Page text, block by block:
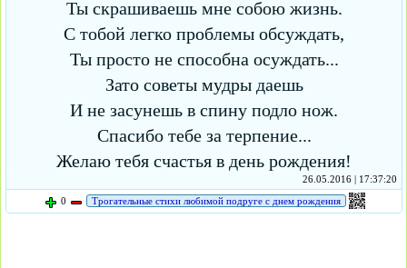
Ты скрашиваешь мне собою жизнь.
С тобой легко проблемы обсуждать,
Ты просто не способна осуждать...
Зато советы мудры даешь
И не засунешь в спину подло нож.
Спасибо тебе за терпение...
Желаю тебя счастья в день рождения!
26.05.2016 | 17:37:20
0
Трогательные стихи любимой подруге с днем рождения